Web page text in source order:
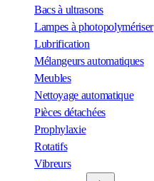
Bacs à ultrasons
Lampes à photopolymériser
Lubrification
Mélangeurs automatiques
Meubles
Nettoyage automatique
Pièces détachées
Prophylaxie
Rotatifs
Vibreurs